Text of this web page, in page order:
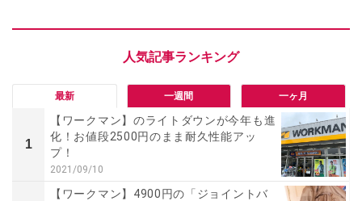
最新 一週間 一ヶ月
1
【ワークマン】のライトダウンが今年も進
化！お値段2500円のまま耐久性能アッ
プ！
2021/09/10
【ワークマン】4900円の「ジョイントバ